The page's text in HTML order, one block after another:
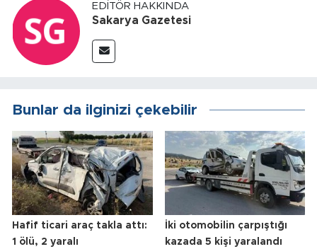
EDITÖR HAKKINDA
Sakarya Gazetesi
Bunlar da ilginizi çekebilir
Hafif ticari araç takla attı:
1 ölü, 2 yaralı
İki otomobilin çarpıştığı
kazada 5 kişi yaralandı